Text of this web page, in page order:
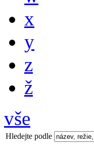
x
y
z
ž
vše
Hledejte podle